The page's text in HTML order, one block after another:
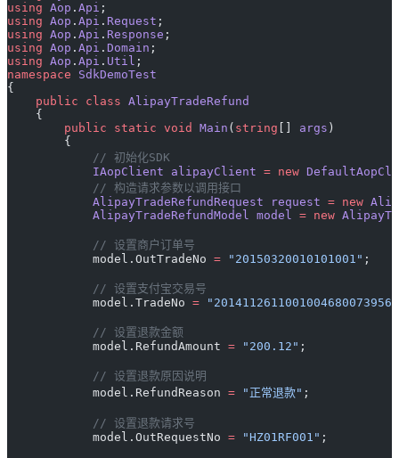
using Aop . Api ;
using Aop . Api . Request ;
using Aop . Api . Response ;
using Aop . Api . Domain ;
using Aop . Api . Util ;
namespace SdkDemoTest
{
    public
class AlipayTradeRefund
    {
        public
static void Main ( string args )
        {
            // 初始化SDK
            IAopClient
alipayClient = new
            // 构造请求参数以调用接口
            AlipayTradeRefundRequest
request = new
            AlipayTradeRefundModel
model = new
            // 设置商户订单号
            model.OutTradeNo
= "20150320010101001" ;
            // 设置支付宝交易号
            model.TradeNo
=
            // 设置退款金额
            model.RefundAmount
= "200.12" ;
            // 设置退款原因说明
            model.RefundReason
= "正常退款" ;
            // 设置退款请求号
            model.OutRequestNo
= "HZ01RF001" ;